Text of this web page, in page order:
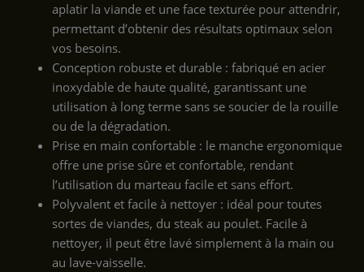
aplatir la viande et une face texturée pour attendrir,
permettant d’obtenir des résultats optimaux selon
vos besoins.
Conception robuste et durable : fabriqué en acier
inoxydable de haute qualité, garantissant une
utilisation à long terme sans se soucier de la rouille
ou de la dégradation.
Prise en main confortable : le manche ergonomique
offre une prise sûre et confortable, rendant
l’utilisation du marteau facile et sans effort.
Polyvalent et facile à nettoyer : idéal pour toutes
sortes de viandes, du steak au poulet. Facile à
nettoyer, il peut être lavé simplement à la main ou
au lave-vaisselle.